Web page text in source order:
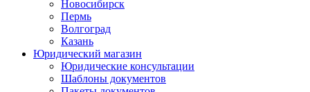
Новосибирск
Пермь
Волгоград
Казань
Юридический магазин
Юридические консультации
Шаблоны документов